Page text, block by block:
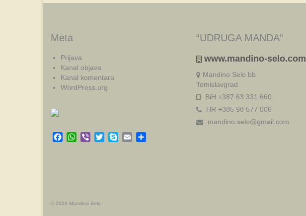
Meta
Prijava
Kanal objava
Kanal komentara
WordPress.org
Facebook
WhatsApp
Viber TwitterSkypeEmail
“UDRUGA MANDA”
www.mandino-selo.com
Mandino Selo bb
Tomislavgrad
BiH +387 63 331 660
HR +385 98 577 006
mandino.selo@gmail.com
© 2026 Mandino Selo